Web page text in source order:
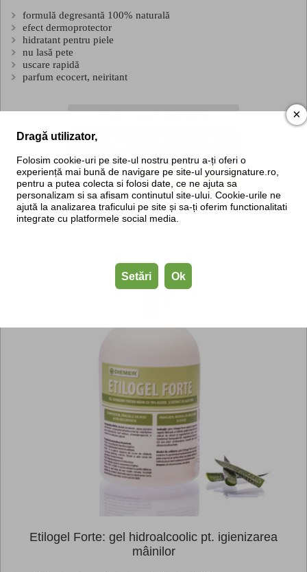
formulă degresantă 100% naturală
efect dermoprotector
hidratant pentru piele
nu lasă pete
uscare rapidă
parfum ecocert, neiritant
Preț SigNature Club:
DETALII ADAUGĂ ÎN COȘ
Etilogel Forte: gel hidroalcoolic pt. igienizarea
mâinilor
×
Dragă utilizator,
Folosim cookie-uri pe site-ul nostru pentru a-ți oferi o
experiență mai bună de navigare pe site-ul yoursignature.ro,
pentru a putea colecta si folosi date, ce ne ajuta sa
personalizam si sa afisam continutul site-ului. Cookie-urile ne
ajută la analizarea traficului pe site și sa-ți oferim functionalitati
integrate cu platformele social media.
Setări Ok